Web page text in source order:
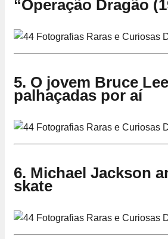
“Operação Dragão
5. O jovem Bruce
palhaçadas por aí
6. Michael Jackson
skate